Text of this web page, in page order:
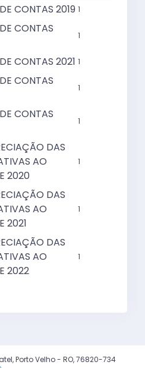
CONTAS 2019 1
CONTAS
1
CONTAS 2021 1
CONTAS
1
CONTAS
1
DAS
AO
2020
1
DAS
AO
2021
1
DAS
AO
2022
1
Porto Velho - RO, 76820-734